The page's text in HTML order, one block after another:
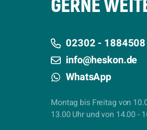
GERNE
02302 - 1884508
info@heskon.de
WhatsApp
Montag bis Freitag von
13.00 Uhr und von 14.00 -